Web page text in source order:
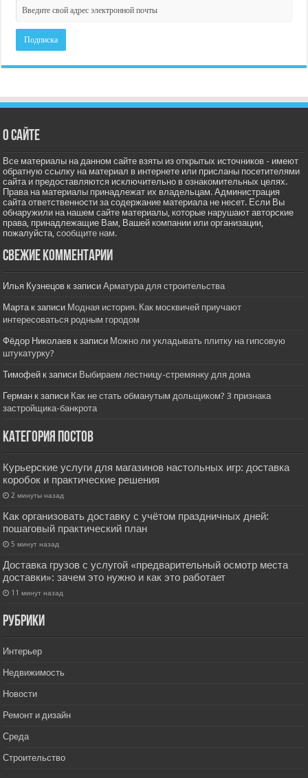
О сайте
Все материалы на данном сайте взяты из открытых источников - имеют
обратную ссылку на материал в интернете или присланы посетителями
сайта и предоставляются исключительно в ознакомительных целях.
Права на материалы принадлежат их владельцам. Администрация
сайта ответственности за содержание материала не несет. Если Вы
обнаружили на нашем сайте материалы, которые нарушают авторские
права, принадлежащие Вам, Вашей компании или организации,
пожалуйста,сообщите нам.
Свежие комментарии
Илья Кузнецов к записиАрматура для строительства
Мартак записи Модная история. Как москвичей приучают
интересоваться родным городом
Фёдор Николаев к записи Можно ли укладывать плитку на гипсовую
штукатурку?
Тимофей к записи Выбираем лестницу-стремянку для дома
Герман к записи Как не стать обманутым дольщиком? 3 признака
застройщика-банкрота
Категория постов
Курьерские услуги для магазинов настольных игр: доставка
коробок и практические решения
2 минуты назад
Как организовать доставку с учётом праздничных дней:
пошаговый практический план
5 минут назад
Доставка грузов с услугой «предварительный осмотр места
доставки»: зачем это нужно и как это работает
11 минут назад
РУбрики
Интерьер
Недвижимость
Новости
Ремонт и дизайн
Среда
Строительство